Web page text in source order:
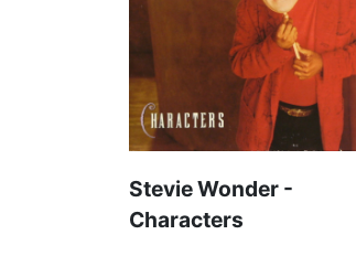
Stevie Wonder -
Characters